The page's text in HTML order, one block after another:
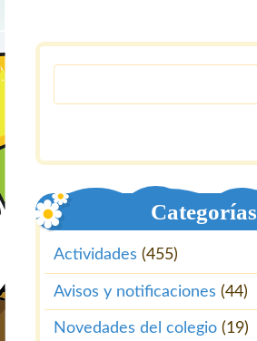
Categorías
Actividades (455)
Avisos y notificaciones (44)
Novedades del colegio (19)